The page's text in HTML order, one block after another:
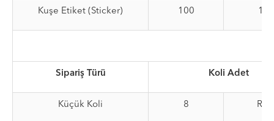
Kuşe Etiket (Sticker) 100 140
Sipariş Türü Koli Adet
Küçük Koli 8